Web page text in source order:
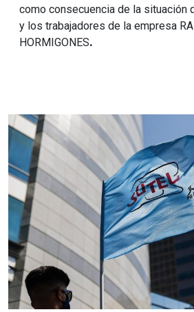
como consecuencia de la situación
y los trabajadores de la empresa
HORMIGONES.
Imagen